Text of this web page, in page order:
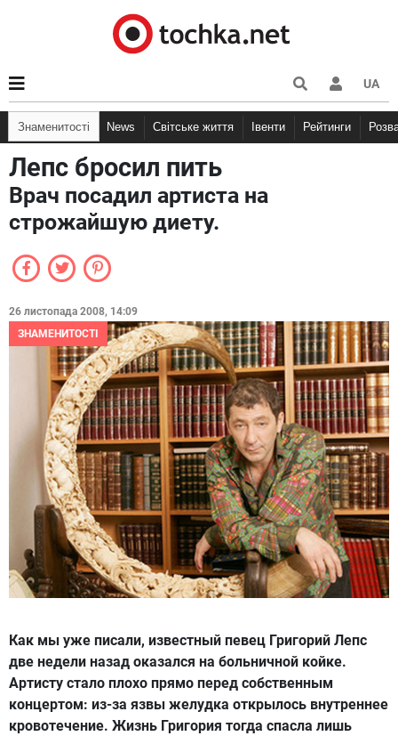
UA
Знаменитості News Світське життя Івенти Рейтинги
Лепс бросил пить
Врач посадил артиста на
строжайшую диету.
26 листопада 2008, 14:09
ЗНАМЕНИТОСТІ
Как мы уже писали, известный певец Григорий Лепс
две недели назад оказался на больничной койке.
Артисту стало плохо прямо перед собственным
концертом: из-за язвы желудка открылось внутреннее
кровотечение. Жизнь Григория тогда спасла лишь